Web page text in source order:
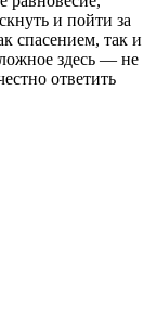
и пойти за
спасением, так и
здесь — не
ответить